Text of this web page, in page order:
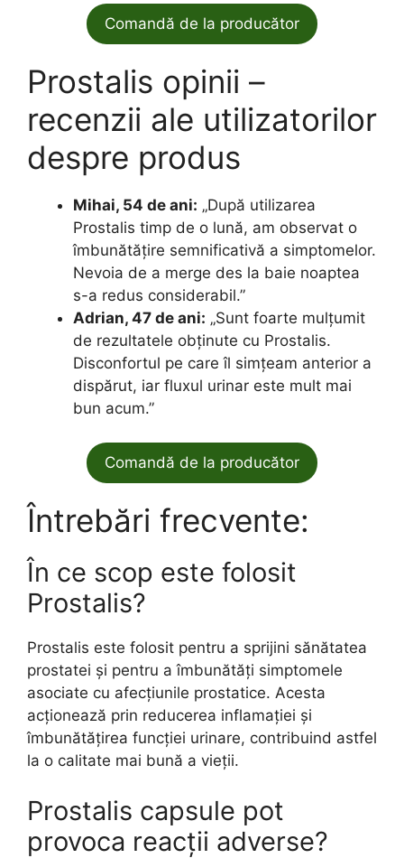
Comandă de la producător
Prostalis opinii –
recenzii ale utilizatorilor
despre produs
Mihai, 54 de ani: „După utilizarea
Prostalis timp de o lună, am observat o
îmbunătățire semnificativă a simptomelor.
Nevoia de a merge des la baie noaptea
s-a redus considerabil.”
Adrian, 47 de ani: „Sunt foarte mulțumit
de rezultatele obținute cu Prostalis.
Disconfortul pe care îl simțeam anterior a
dispărut, iar fluxul urinar este mult mai
bun acum.”
Comandă de la producător
Întrebări frecvente:
În ce scop este folosit
Prostalis?
Prostalis este folosit pentru a sprijini sănătatea
prostatei și pentru a îmbunătăți simptomele
asociate cu afecțiunile prostatice. Acesta
acționează prin reducerea inflamației și
îmbunătățirea funcției urinare, contribuind astfel
la o calitate mai bună a vieții.
Prostalis capsule pot
provoca reacții adverse?